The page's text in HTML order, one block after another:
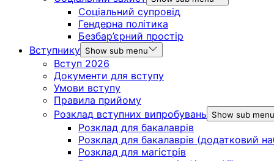
Соціальний супровід
Гендерна політика
Безбар’єрний простір
Вступнику Show sub menu
Вступ 2026
Документи для вступу
Умови вступу
Правила прийому
Розклад вступних випробувань
Show sub menu
Розклад для бакалаврів
Розклад для бакалаврів (додатковий
Розклад для магістрів